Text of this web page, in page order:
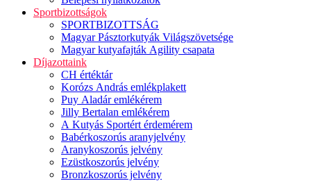
Sportbizottságok
SPORTBIZOTTSÁG
Magyar Pásztorkutyák Világszövetsége
Magyar kutyafajták Agility csapata
Díjazottaink
CH értéktár
Korózs András emlékplakett
Puy Aladár emlékérem
Jilly Bertalan emlékérem
A Kutyás Sportért érdemérem
Babérkoszorús aranyjelvény
Aranykoszorús jelvény
Ezüstkoszorús jelvény
Bronzkoszorús jelvény